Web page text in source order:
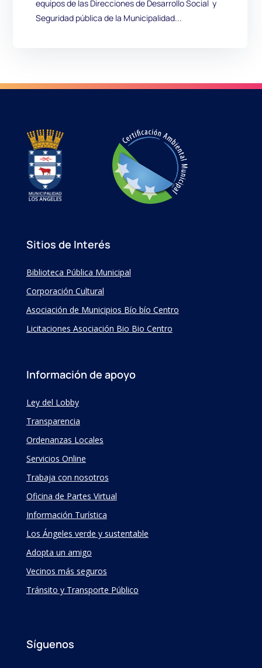
equipos de las Direcciones de Desarrollo Social y
Seguridad pública de la Municipalidad...
Sitios de Interés
Biblioteca Pública Municipal
Corporación Cultural
Asociación de Municipios Bío bío Centro
Licitaciones Asociación Bio Bio Centro
Información de apoyo
Ley del Lobby
Transparencia
Ordenanzas Locales
Servicios Online
Trabaja con nosotros
Oficina de Partes Virtual
Información Turística
Los Ángeles verde y sustentable
Adopta un amigo
Vecinos más seguros
Tránsito y Transporte Público
Síguenos